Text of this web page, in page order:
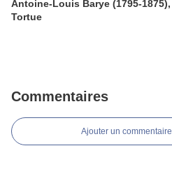
Antoine-Louis Barye (1795-1875),
Tortue
Commentaires
Ajouter un commentaire